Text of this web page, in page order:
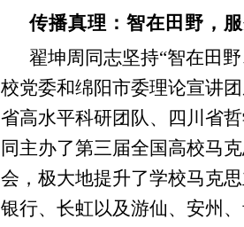
传播真理：智在田野，
翟坤周同志坚持“智在田
校党委和绵阳市委理论宣讲
省高水平科研团队、四川省
同主办了第三届全国高校马
会，极大地提升了学校马克
银行、长虹以及游仙、安州